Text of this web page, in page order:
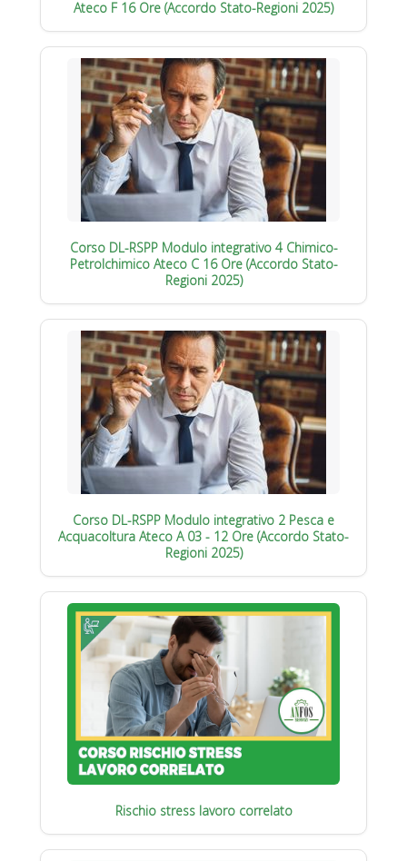
Ateco F 16 Ore (Accordo Stato-Regioni 2025)
Corso DL-RSPP Modulo integrativo 4 Chimico-
Petrolchimico Ateco C 16 Ore (Accordo Stato-
Regioni 2025)
Corso DL-RSPP Modulo integrativo 2 Pesca e
Acquacoltura Ateco A 03 - 12 Ore (Accordo Stato-
Regioni 2025)
Rischio stress lavoro correlato